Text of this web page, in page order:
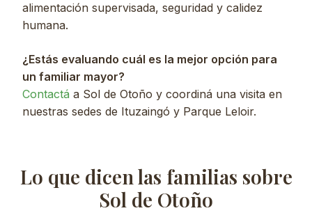
alimentación supervisada, seguridad y calidez
humana.
¿Estás evaluando cuál es la mejor opción para
un familiar mayor?
Contactá a Sol de Otoño y coordiná una visita en
nuestras sedes de Ituzaingó y Parque Leloir.
Lo que dicen las familias sobre
Sol de Otoño